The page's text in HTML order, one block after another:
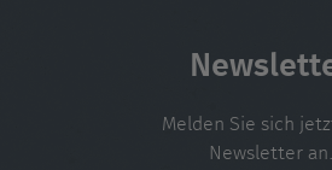
Melden Sie sich
Newsletter an.